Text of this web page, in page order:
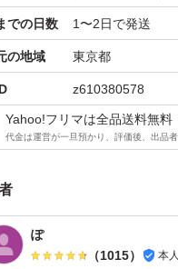
での日数 1〜2日で発送
の地域 東京都
z610380578
Yahoo!フリマは全品送料無料
代金は運営が一旦預かり、評価後、出品
ぽ
（1015） 本